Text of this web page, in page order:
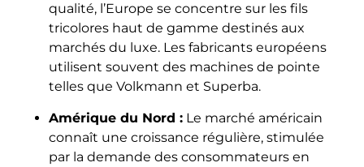
qualité, l’Europe se concentre sur les fils
tricolores haut de gamme destinés aux
marchés du luxe. Les fabricants européens
utilisent souvent des machines de pointe
telles que Volkmann et Superba.
Amérique du Nord : Le marché américain
connaît une croissance régulière, stimulée
par la demande des consommateurs en